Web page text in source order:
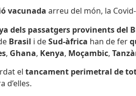
vacunada arreu del món, la
dels passatgers provinents del
Brasil i deSud-àfrica han de fer
, Ghana, Kenya, Moçambic,
el tancament perimetral de
d’elles.